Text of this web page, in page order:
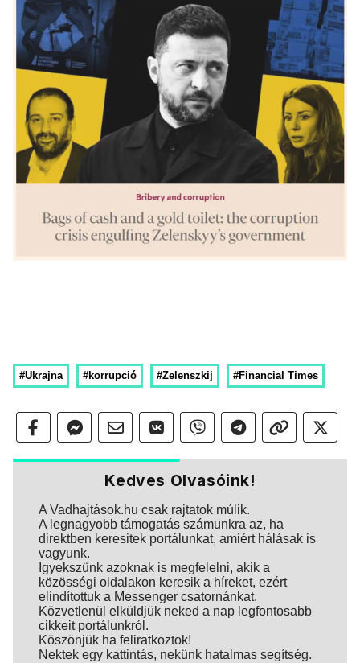
#Ukrajna #korrupció #Zelenszkij #Financial Times
Kedves Olvasóink!
A Vadhajtások.hu csak rajtatok múlik.
A legnagyobb támogatás számunkra az, ha
direktben keresitek portálunkat, amiért hálásak is
vagyunk.
Igyekszünk azoknak is megfelelni, akik a
közösségi oldalakon keresik a híreket, ezért
elindítottuk a Messenger csatornánkat.
Közvetlenül elküldjük neked a nap legfontosabb
cikkeit portálunkról.
Köszönjük ha feliratkoztok!
Nektek egy kattintás, nekünk hatalmas segítség.